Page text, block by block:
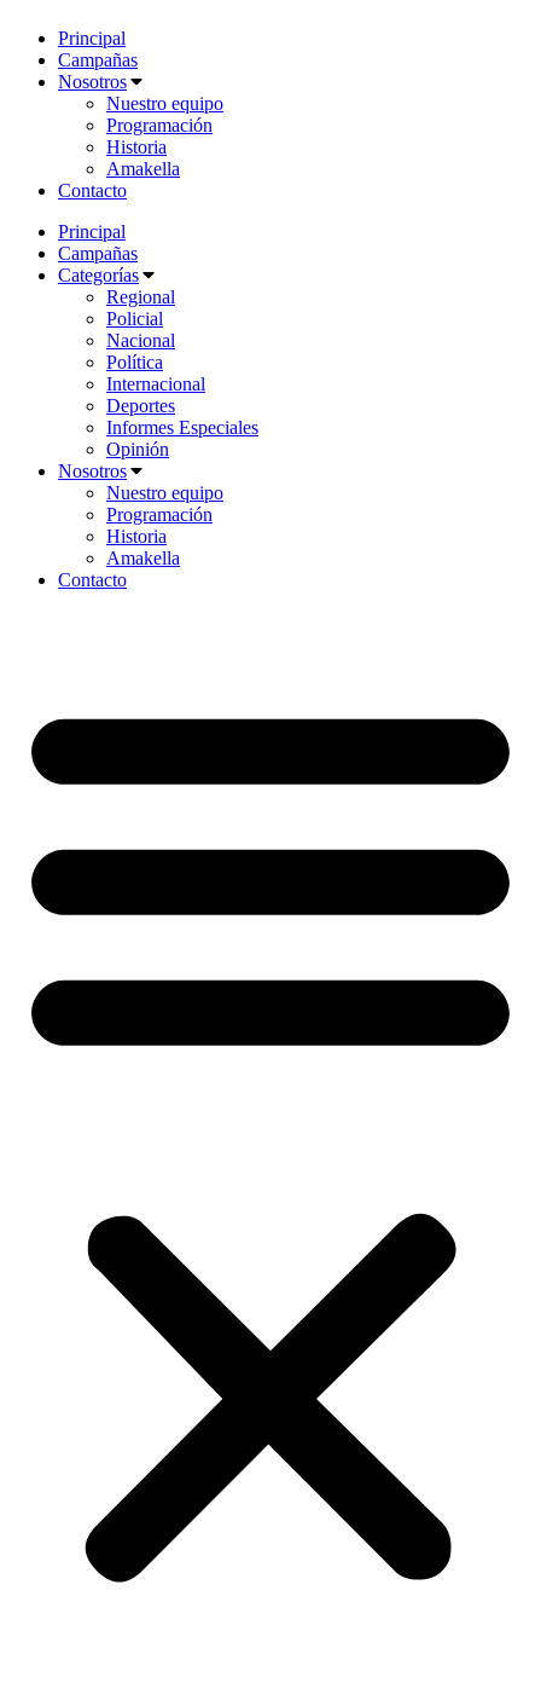
Principal
Campañas
Nosotros
Nuestro equipo
Programación
Historia
Amakella
Contacto
Principal
Campañas
Categorías
Regional
Policial
Nacional
Política
Internacional
Deportes
Informes Especiales
Opinión
Nosotros
Nuestro equipo
Programación
Historia
Amakella
Contacto